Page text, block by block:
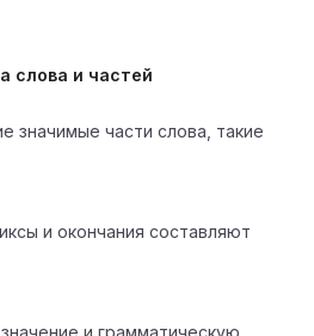
слова и частей
части слова, такие
и окончания составляют
и грамматическую